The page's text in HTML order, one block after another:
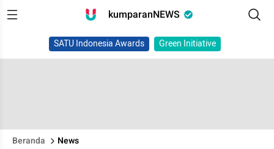
kumparanNEWS
SATU Indonesia Awards Green Initiative
Beranda News